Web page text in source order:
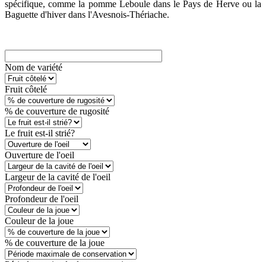
spécifique, comme la pomme Leboule dans le Pays de Herve ou la
Baguette d'hiver dans l'Avesnois-Thériache.
Nom de variété
Fruit côtelé
% de couverture de rugosité
Le fruit est-il strié?
Ouverture de l'oeil
Largeur de la cavité de l'oeil
Profondeur de l'oeil
Couleur de la joue
% de couverture de la joue